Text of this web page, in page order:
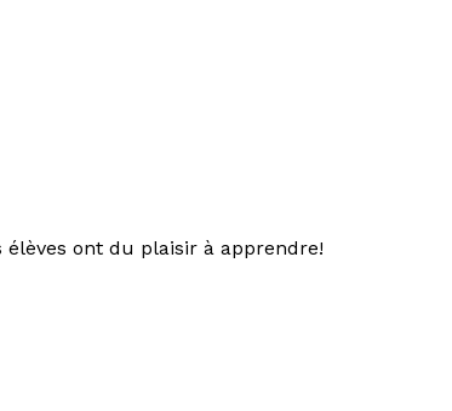
ont du plaisir à apprendre!